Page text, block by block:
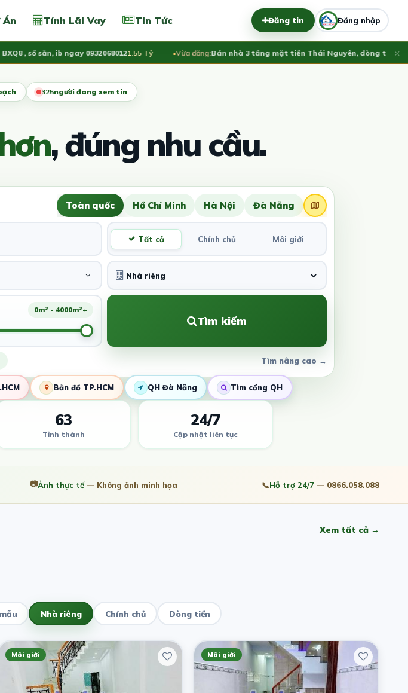
Án Tính Lãi Vay Tin Tức Đăng tin Đăng nhập
, sổ sẵn, ib ngay 09320680121.55 Tỷ Vừa đăng:Bán nhà 3 tầng mặt tiền Thái Nguyên, dòng tiền ổn ×
329người đang xem tin
, đúng nhu cầu.
Toàn quốc Hồ Chí Minh Hà Nội Đà Nẵng
Tất cả Chính chủ Môi giới
0m² - 4000m²+
Tìm kiếm
Tìm nâng cao →
Bản đồ TP.HCM QH Đà Nẵng Tìm cổng QH
63
Tỉnh thành
24/7
Cập nhật liên tục
📷Ảnh thực tế— Không ảnh minh họa 📞Hỗ trợ 24/7 — 0866.058.088
Xem tất cả →
Nhà riêng Chính chủ Dòng tiền
Môi giới Môi giới